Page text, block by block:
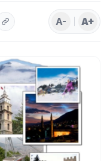
A- A+